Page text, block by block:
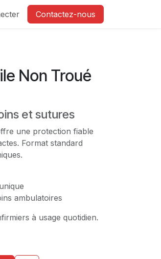
Contactez-nous
Non Troué
et sutures
une protection fiable
Format standard
ambulatoires
à usage quotidien.